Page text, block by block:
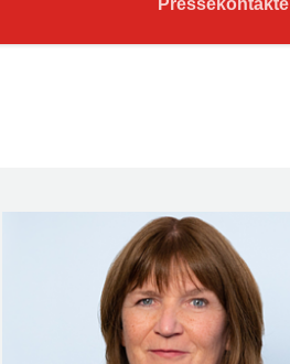
Pressekontakte